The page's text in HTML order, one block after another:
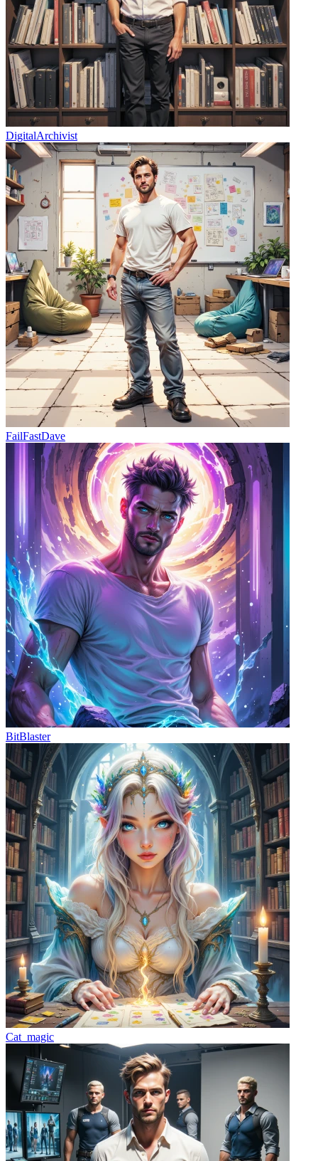
DigitalArchivist
FailFastDave
BitBlaster
Cat_magic